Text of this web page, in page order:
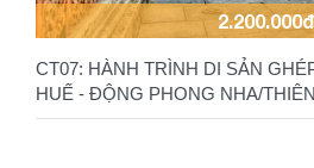
2.200.000đ
CT07: HÀNH TRÌNH DI SẢN
HUẾ - ĐỘNG PHONG NHA/